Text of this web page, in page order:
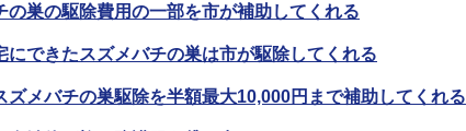
の巣の駆除費用の一部を市が補助してくれる
にできたスズメバチの巣は市が駆除してくれる
ズメバチの巣駆除を半額最大10,000円まで補助してくれる